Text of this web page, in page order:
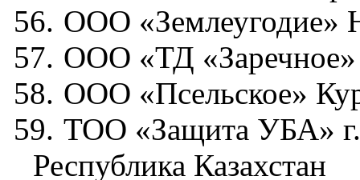
56. ООО «Землеугодие»
57. ООО «ТД «Заречное»
58. ООО «Псельское»
59. ТОО «Защита УБА» г.
Республика Казахстан